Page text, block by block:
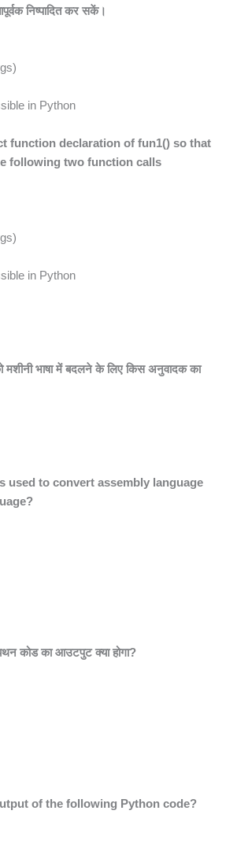
निष्पादित कर सकें।
in Python
function declaration of fun1() so that
following two function calls
in Python
मशीनी भाषा में बदलने के लिए किस अनुवादक का
used to convert assembly language
कोड का आउटपुट क्या होगा?
of the following Python code?